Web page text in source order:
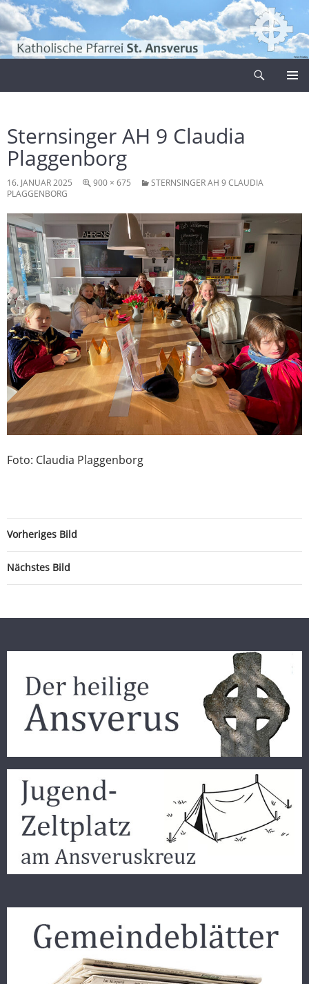
Zum
Inhalt
springen
Sternsinger AH 9 Claudia
Plaggenborg
16. JANUAR 2025 900 × 675
STERNSINGER AH 9 CLAUDIA
PLAGGENBORG
Foto: Claudia Plaggenborg
Vorheriges Bild
Nächstes Bild